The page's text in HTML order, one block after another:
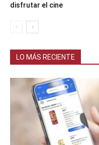
disfrutar el cine
LO MÁS RECIENTE